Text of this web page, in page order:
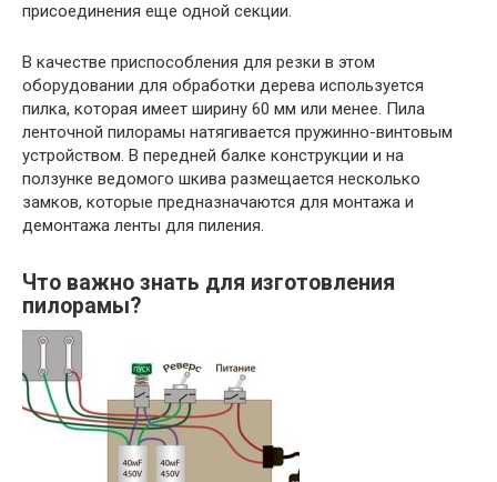
присоединения еще одной секции.
В качестве приспособления для резки в этом
оборудовании для обработки дерева используется
пилка, которая имеет ширину 60 мм или менее. Пила
ленточной пилорамы натягивается пружинно-винтовым
устройством. В передней балке конструкции и на
ползунке ведомого шкива размещается несколько
замков, которые предназначаются для монтажа и
демонтажа ленты для пиления.
Что важно знать для изготовления
пилорамы?